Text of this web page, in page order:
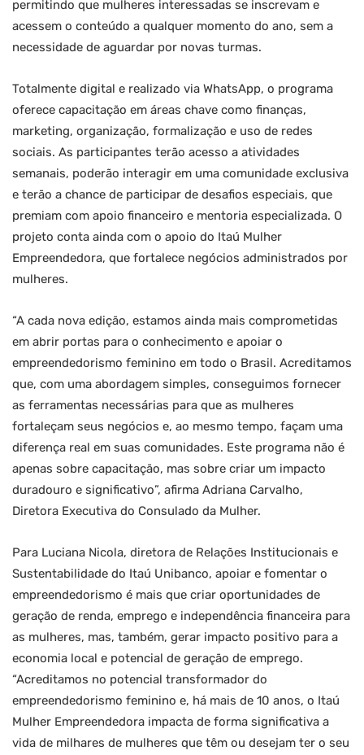
permitindo que mulheres interessadas se inscrevam e
acessem o conteúdo a qualquer momento do ano, sem a
necessidade de aguardar por novas turmas.
Totalmente digital e realizado via WhatsApp, o programa
oferece capacitação em áreas chave como finanças,
marketing, organização, formalização e uso de redes
sociais. As participantes terão acesso a atividades
semanais, poderão interagir em uma comunidade exclusiva
e terão a chance de participar de desafios especiais, que
premiam com apoio financeiro e mentoria especializada. O
projeto conta ainda com o apoio do Itaú Mulher
Empreendedora, que fortalece negócios administrados por
mulheres.
“A cada nova edição, estamos ainda mais comprometidas
em abrir portas para o conhecimento e apoiar o
empreendedorismo feminino em todo o Brasil. Acreditamos
que, com uma abordagem simples, conseguimos fornecer
as ferramentas necessárias para que as mulheres
fortaleçam seus negócios e, ao mesmo tempo, façam uma
diferença real em suas comunidades. Este programa não é
apenas sobre capacitação, mas sobre criar um impacto
duradouro e significativo”, afirma Adriana Carvalho,
Diretora Executiva do Consulado da Mulher.
Para Luciana Nicola, diretora de Relações Institucionais e
Sustentabilidade do Itaú Unibanco, apoiar e fomentar o
empreendedorismo é mais que criar oportunidades de
geração de renda, emprego e independência financeira para
as mulheres, mas, também, gerar impacto positivo para a
economia local e potencial de geração de emprego.
“Acreditamos no potencial transformador do
empreendedorismo feminino e, há mais de 10 anos, o Itaú
Mulher Empreendedora impacta de forma significativa a
vida de milhares de mulheres que têm ou desejam ter o seu